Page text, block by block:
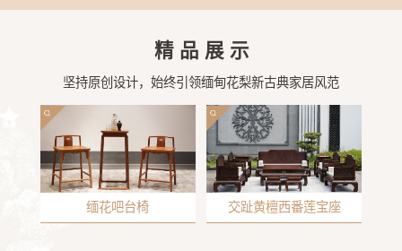
精品展示
坚持原创设计，始终引领缅甸花梨新古典家居风范
缅花吧台椅 交趾黄檀西番莲宝座